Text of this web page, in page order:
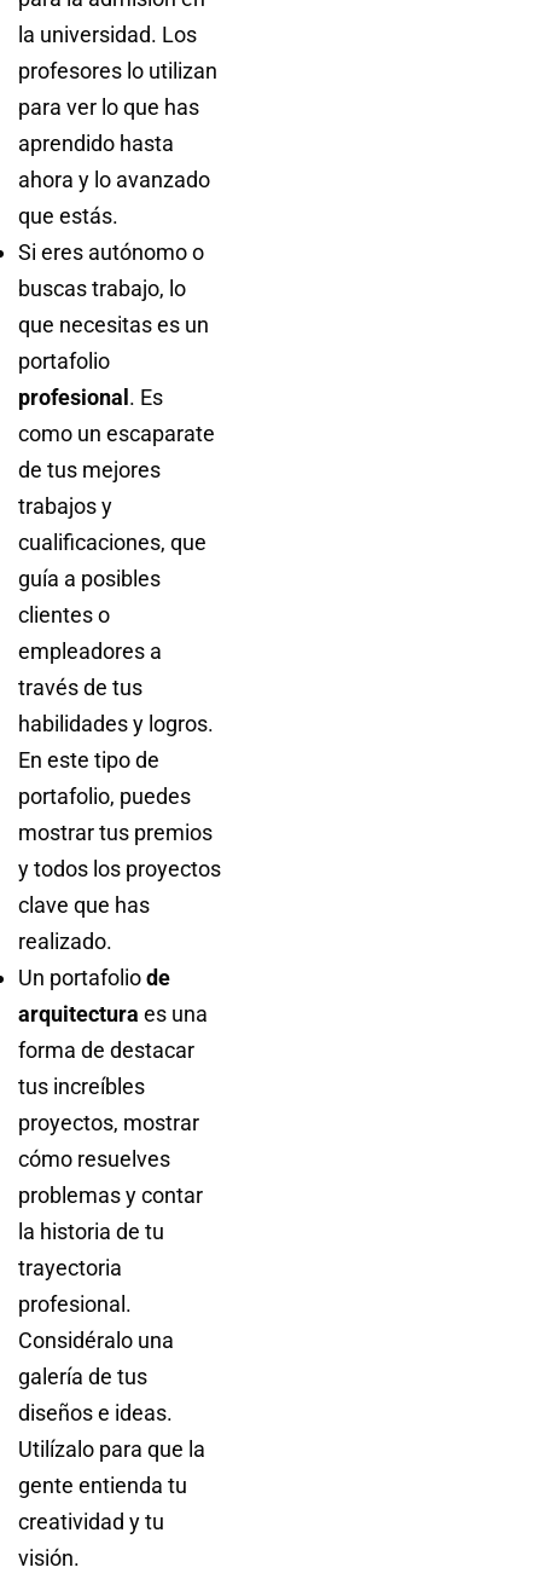
la universidad. Los
profesores lo utilizan
para ver lo que has
aprendido hasta
ahora y lo avanzado
que estás.
Si eres autónomo o
buscas trabajo, lo
que necesitas es un
portafolio
profesional . Es
como un escaparate
de tus mejores
trabajos y
cualificaciones, que
guía a posibles
clientes o
empleadores a
través de tus
habilidades y logros.
En este tipo de
portafolio, puedes
mostrar tus premios
y todos los proyectos
clave que has
realizado.
Un portafoliode
arquitectura es una
forma de destacar
tus increíbles
proyectos, mostrar
cómo resuelves
problemas y contar
la historia de tu
trayectoria
profesional.
Considéralo una
galería de tus
diseños e ideas.
Utilízalo para que la
gente entienda tu
creatividad y tu
visión.